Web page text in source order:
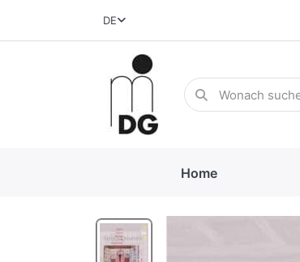
DE
Home